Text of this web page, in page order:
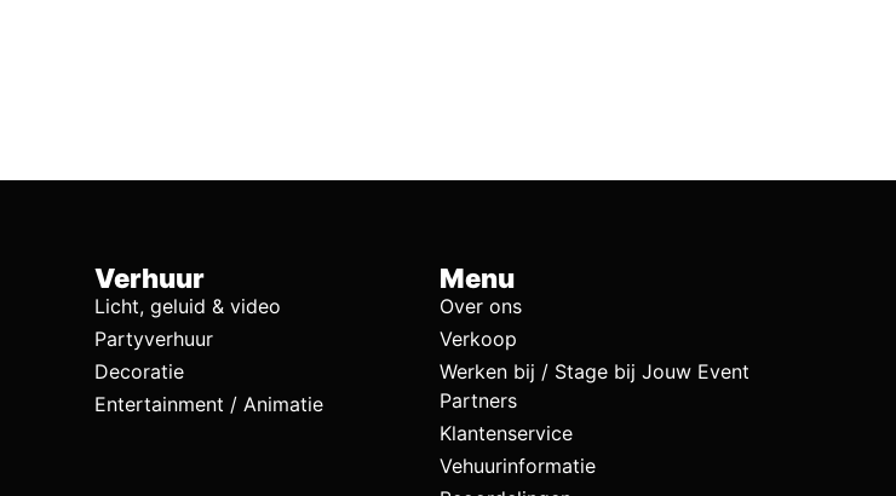
Verhuur
Licht, geluid & video
Partyverhuur
Decoratie
Entertainment / Animatie
Menu
Over ons
Verkoop
Werken bij / Stage bij Jouw Event
Partners
Klantenservice
Vehuurinformatie